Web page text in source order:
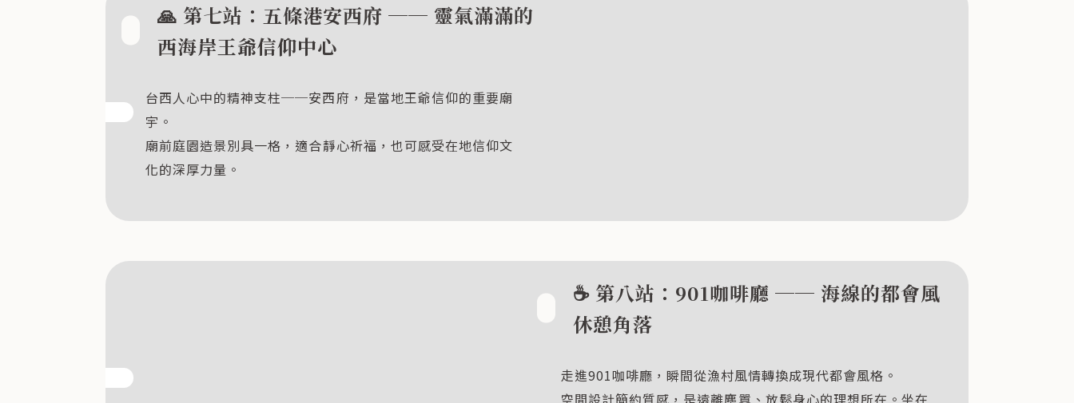
🙏 第七站：五條港安西府 ── 靈氣滿滿的
西海岸王爺信仰中心
台西人心中的精神支柱──安西府，是當地王爺信仰的重要廟
宇。
廟前庭園造景別具一格，適合靜心祈福，也可感受在地信仰文
化的深厚力量。
☕ 第八站：901咖啡廳 ── 海線的都會風
休憩角落
走進901咖啡廳，瞬間從漁村風情轉換成現代都會風格。
空間設計簡約質感，是遠離塵囂、放鬆身心的理想所在。坐在